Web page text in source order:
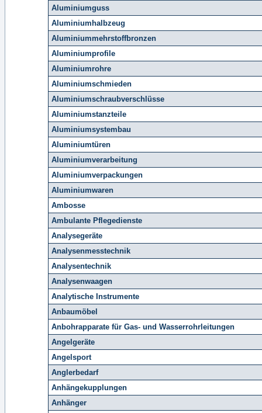
Aluminiumguss
Aluminiumhalbzeug
Aluminiummehrstoffbronzen
Aluminiumprofile
Aluminiumrohre
Aluminiumschmieden
Aluminiumschraubverschlüsse
Aluminiumstanzteile
Aluminiumsystembau
Aluminiumtüren
Aluminiumverarbeitung
Aluminiumverpackungen
Aluminiumwaren
Ambosse
Ambulante Pflegedienste
Analysegeräte
Analysenmesstechnik
Analysentechnik
Analysenwaagen
Analytische Instrumente
Anbaumöbel
Anbohrapparate für Gas- und Wasserrohrleitungen
Angelgeräte
Angelsport
Anglerbedarf
Anhängekupplungen
Anhänger